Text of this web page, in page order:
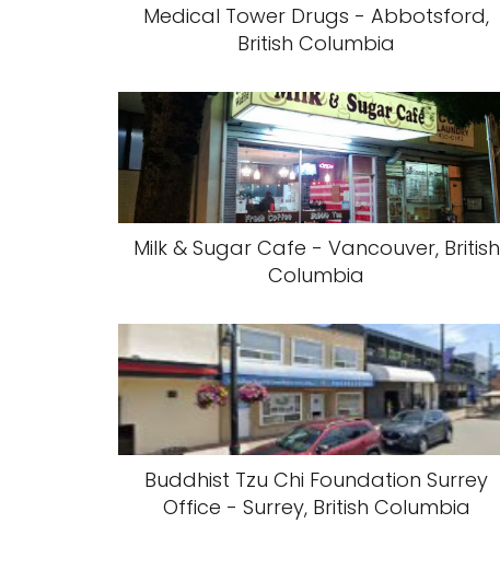
Medical Tower Drugs - Abbotsford,
British Columbia
Milk & Sugar Cafe - Vancouver, British
Columbia
Buddhist Tzu Chi Foundation Surrey
Office - Surrey, British Columbia